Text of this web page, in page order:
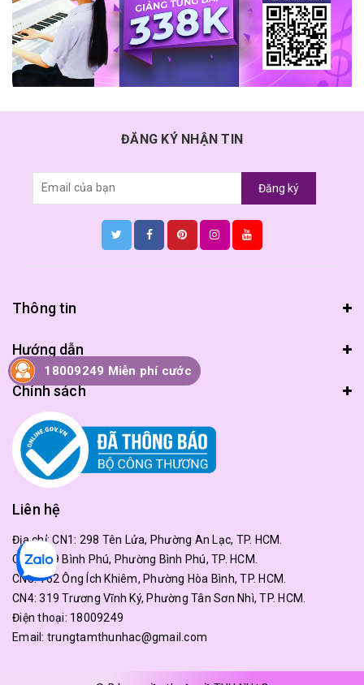
ĐĂNG KÝ NHẬN TIN
Đăng ký
Thông tin
Hướng dẫn
Chính sách
Liên hệ
Địa chỉ:CN1: 298 Tên Lửa, Phường An Lạc, TP. HCM.
CN2: 179 Bình Phú, Phường Bình Phú, TP. HCM.
CN3: 162 Ông Ích Khiêm, Phường Hòa Bình, TP. HCM.
CN4: 319 Trương Vĩnh Ký, Phường Tân Sơn Nhì, TP. HCM.
Điện thoại: 18009249
Email: trungtamthunhac@gmail.com
18009249 Miễn phí cước